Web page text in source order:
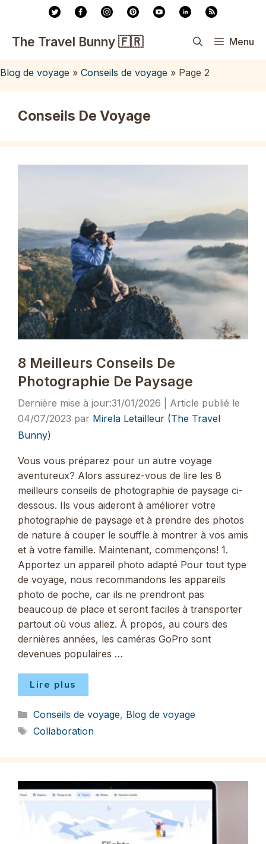
contenu
The Travel Bunny 🇫🇷 Menu
Blog de voyage » Conseils de voyage » Page 2
Conseils De Voyage
8 Meilleurs Conseils De
Photographie De Paysage
31/01/2026
04/07/2023 par Mirela Letailleur (The Travel
Bunny)
Vous vous préparez pour un autre voyage
aventureux? Alors assurez-vous de lire les 8
meilleurs conseils de photographie de paysage ci-
dessous. Ils vous aideront à améliorer votre
photographie de paysage et à prendre des photos
de nature à couper le souffle à montrer à vos amis
et à votre famille. Maintenant, commençons! 1.
Apportez un appareil photo adapté Pour tout type
de voyage, nous recommandons les appareils
photo de poche, car ils ne prendront pas
beaucoup de place et seront faciles à transporter
partout où vous allez. À propos, au cours des
dernières années, les caméras GoPro sont
devenues populaires …
Lire plus
Catégories
Conseils de voyage, Blog de voyage
Étiquettes
Collaboration